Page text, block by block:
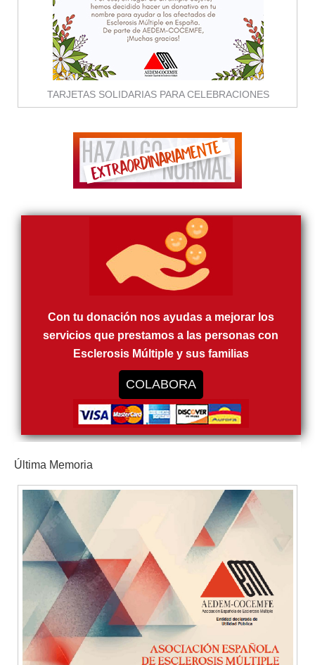
TARJETAS SOLIDARIAS PARA CELEBRACIONES
Con tu donación nos ayudas a mejorar los
servicios que prestamos a las personas con
Esclerosis Múltiple y sus familias
COLABORA
Última Memoria